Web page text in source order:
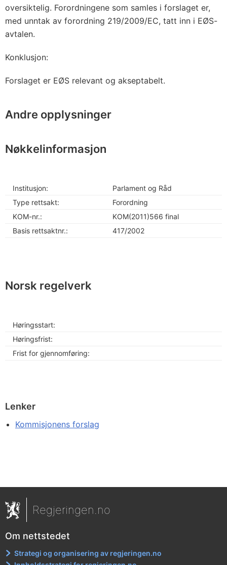
oversiktelig. Forordningene som samles i forslaget er,
med unntak av forordning 219/2009/EC, tatt inn i EØS-
avtalen.
Konklusjon:
Forslaget er EØS relevant og akseptabelt.
Andre opplysninger
Nøkkelinformasjon
Institusjon:
Parlament og Råd
Type rettsakt:
Forordning
KOM-nr.:
KOM(2011)566 final
Basis rettsaktnr.:
417/2002
Norsk regelverk
Høringsstart:
Høringsfrist:
Frist for gjennomføring:
Lenker
Kommisjonens forslag
Regjeringen.no
Om nettstedet
Strategi og organisering av regjeringen.no